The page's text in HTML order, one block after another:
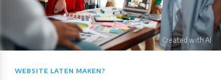
WEBSITE LATEN MAKEN?​​​​​​​​​​​​​​